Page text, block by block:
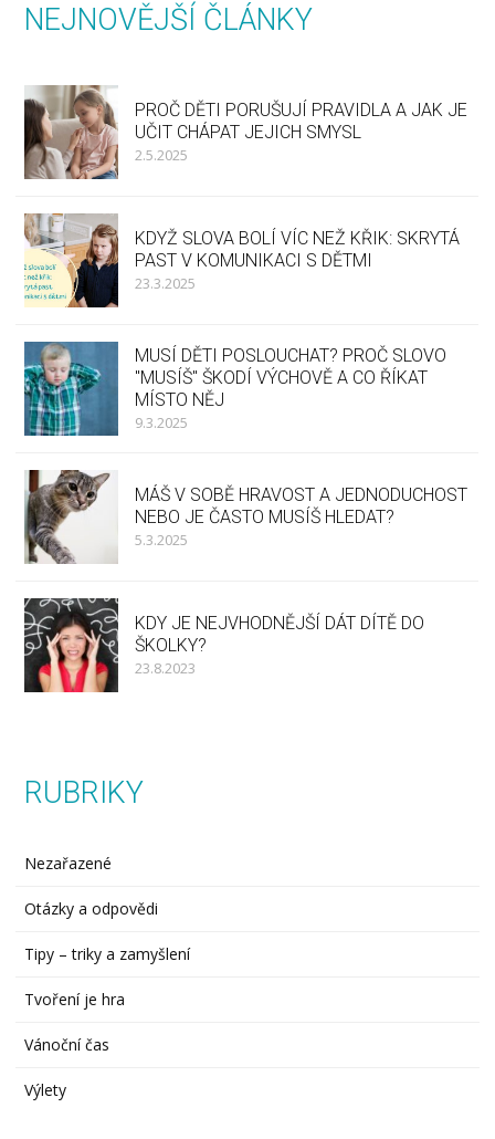
NEJNOVĚJŠÍ ČLÁNKY
PROČ DĚTI PORUŠUJÍ PRAVIDLA A JAK JE
UČIT CHÁPAT JEJICH SMYSL
2.5.2025
KDYŽ SLOVA BOLÍ VÍC NEŽ KŘIK: SKRYTÁ
PAST V KOMUNIKACI S DĚTMI
23.3.2025
MUSÍ DĚTI POSLOUCHAT? PROČ SLOVO
"MUSÍŠ" ŠKODÍ VÝCHOVĚ A CO ŘÍKAT
MÍSTO NĚJ
9.3.2025
MÁŠ V SOBĚ HRAVOST A JEDNODUCHOST
NEBO JE ČASTO MUSÍŠ HLEDAT?
5.3.2025
KDY JE NEJVHODNĚJŠÍ DÁT DÍTĚ DO
ŠKOLKY?
23.8.2023
RUBRIKY
Nezařazené
Otázky a odpovědi
Tipy – triky a zamyšlení
Tvoření je hra
Vánoční čas
Výlety